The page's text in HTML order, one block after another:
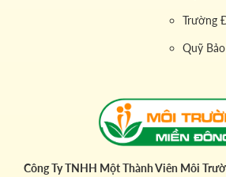
Công Ty TNHH Một Thành Viên Môi